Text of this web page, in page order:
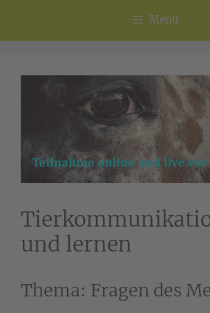
Menü
und lernen
Thema: Fragen des